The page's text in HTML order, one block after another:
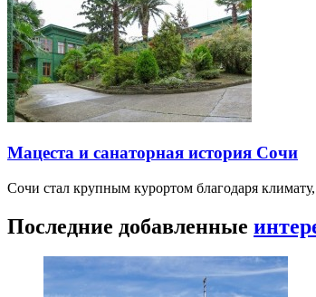
Мацеста и санаторная история Сочи
Сочи стал крупным курортом благодаря
Последние добавленные